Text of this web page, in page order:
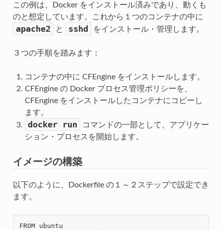
この例は、Docker をインストール済みであり、動くも
のと想定しています。これから１つのコンテナの中に
apache2 と sshd をインストール・管理します。
３つの手順を踏みます：
コンテナの中に CFEngine をインストールします。
CFEngine の Docker プロセス管理ポリシーを、
CFEngine をインストールしたコンテナにコピーし
ます。
docker run
コマンドの一部として、アプリケー
ション・プロセスを開始します。
イメージの構築
以下のように、Dockerfile の１～２ステップで設定でき
ます。
FROM ubuntu